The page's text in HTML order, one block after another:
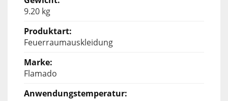
9.20 kg
Feuerraumauskleidung
Flamado